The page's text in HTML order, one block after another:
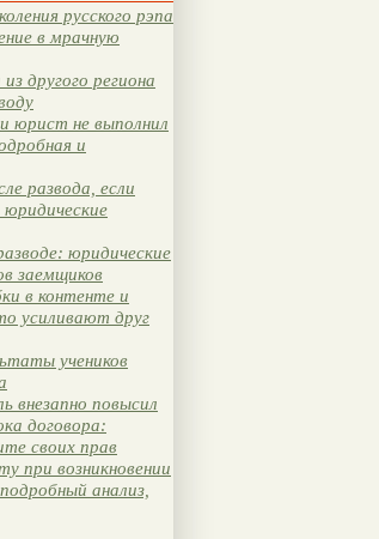
русского рэпа
в мрачную
другого региона
юрист не выполнил
и
развода, если
юридические
заемщиков
в контенте и
усиливают друг
учеников
внезапно повысил
договора:
своих прав
при возникновении
анализ,